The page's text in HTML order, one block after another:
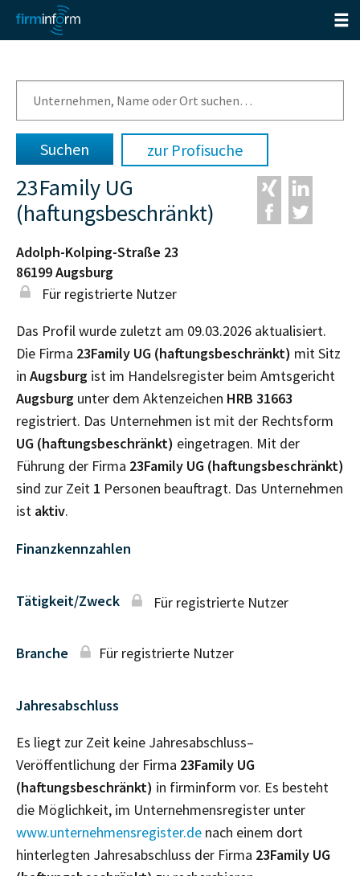
zur Profisuche
23Family UG
(haftungsbeschränkt)
Adolph-Kolping-Straße 23
86199Augsburg
Für registrierte Nutzer
Das Profil wurde zuletzt am 09.03.2026 aktualisiert.
Die Firma 23Family UG (haftungsbeschränkt) mit Sitz
in Augsburg ist im Handelsregister beim Amtsgericht
Augsburg unter dem Aktenzeichen HRB 31663
registriert. Das Unternehmen ist mit der Rechtsform
UG (haftungsbeschränkt) eingetragen. Mit der
Führung der Firma 23Family UG (haftungsbeschränkt)
sind zur Zeit 1 Personen beauftragt. Das Unternehmen
ist aktiv.
Finanzkennzahlen
Tätigkeit/Zweck Für registrierte Nutzer
Branche Für registrierte Nutzer
Jahresabschluss
Es liegt zur Zeit keine Jahresabschluss–
Veröffentlichung der Firma 23Family UG
(haftungsbeschränkt) in firminform vor. Es besteht
die Möglichkeit, im Unternehmensregister unter
www.unternehmensregister.de nach einem dort
hinterlegten Jahresabschluss der Firma 23Family UG